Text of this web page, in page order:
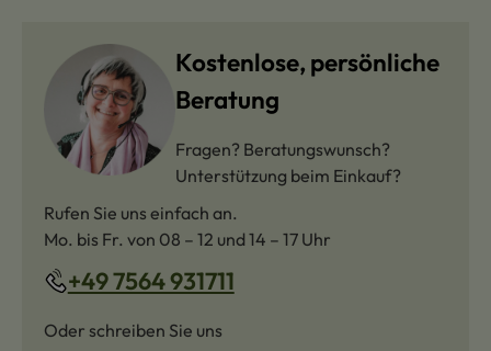
Kostenlose, persönliche
Beratung
Fragen? Beratungswunsch?
Unterstützung beim Einkauf?
Rufen Sie uns einfach an.
Mo. bis Fr. von 08 – 12 und 14 – 17 Uhr
+49 7564 931711
Oder schreiben Sie uns